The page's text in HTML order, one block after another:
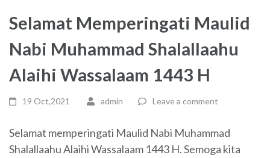
Selamat Memperingati Maulid
Nabi Muhammad Shalallaahu
Alaihi Wassalaam 1443 H
19 Oct,2021 admin Leave a comment
Selamat memperingati Maulid Nabi Muhammad
Shalallaahu Alaihi Wassalaam 1443 H. Semoga kita